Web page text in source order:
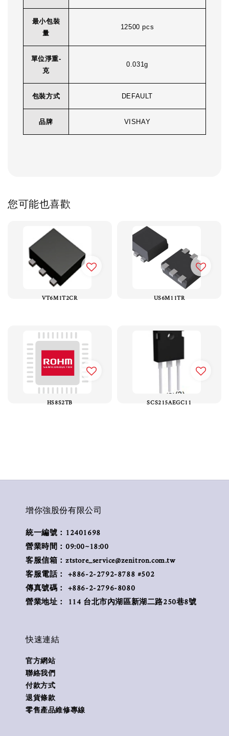
最小包裝
量
12500 pcs
單位淨重-
克
0.031g
包裝方式 DEFAULT
品牌 VISHAY
您可能也喜歡
VT6M1T2CR US6M11TR
HS8S2TB SCS215AEGC11
增你強股份有限公司
統一編號：12401698
營業時間：09:00~18:00
客服信箱：ztstore_service@zenitron.com.tw
客服電話： +886-2-2792-8788 #502
傳真號碼： +886-2-2796-8080
營業地址： 114 台北市內湖區新湖二路250巷8號
快速連結
官方網站
聯絡我們
付款方式
退貨條款
零售產品維修專線